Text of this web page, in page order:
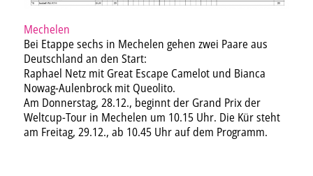
Mechelen
Bei Etappe sechs in Mechelen gehen zwei Paare aus
Deutschland an den Start:
Raphael Netz mit Great Escape Camelot und Bianca
Nowag-Aulenbrock mit Queolito.
Am Donnerstag, 28.12., beginnt der Grand Prix der
Weltcup-Tour in Mechelen um 10.15 Uhr. Die Kür steht
am Freitag, 29.12., ab 10.45 Uhr auf dem Programm.